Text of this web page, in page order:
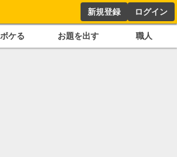
新規登録 ログイン
ボケる お題を出す 職人